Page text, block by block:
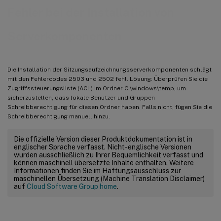
Die Installation der Sitzungsaufzeichnungsserverkomponenten schlägt
mit den Fehlercodes 2503 und 2502 fehl. Lösung: Überprüfen Sie die
Zugriffssteuerungsliste (ACL) im Ordner C:\windows\temp, um
sicherzustellen, dass lokale Benutzer und Gruppen
Schreibberechtigung für diesen Ordner haben. Falls nicht, fügen Sie die
Schreibberechtigung manuell hinzu.
Die offizielle Version dieser Produktdokumentation ist in
englischer Sprache verfasst. Nicht-englische Versionen
wurden ausschließlich zu Ihrer Bequemlichkeit verfasst und
können maschinell übersetzte Inhalte enthalten. Weitere
Informationen finden Sie im Haftungsausschluss zur
maschinellen Übersetzung (Machine Translation Disclaimer)
auf Cloud Software Group home.